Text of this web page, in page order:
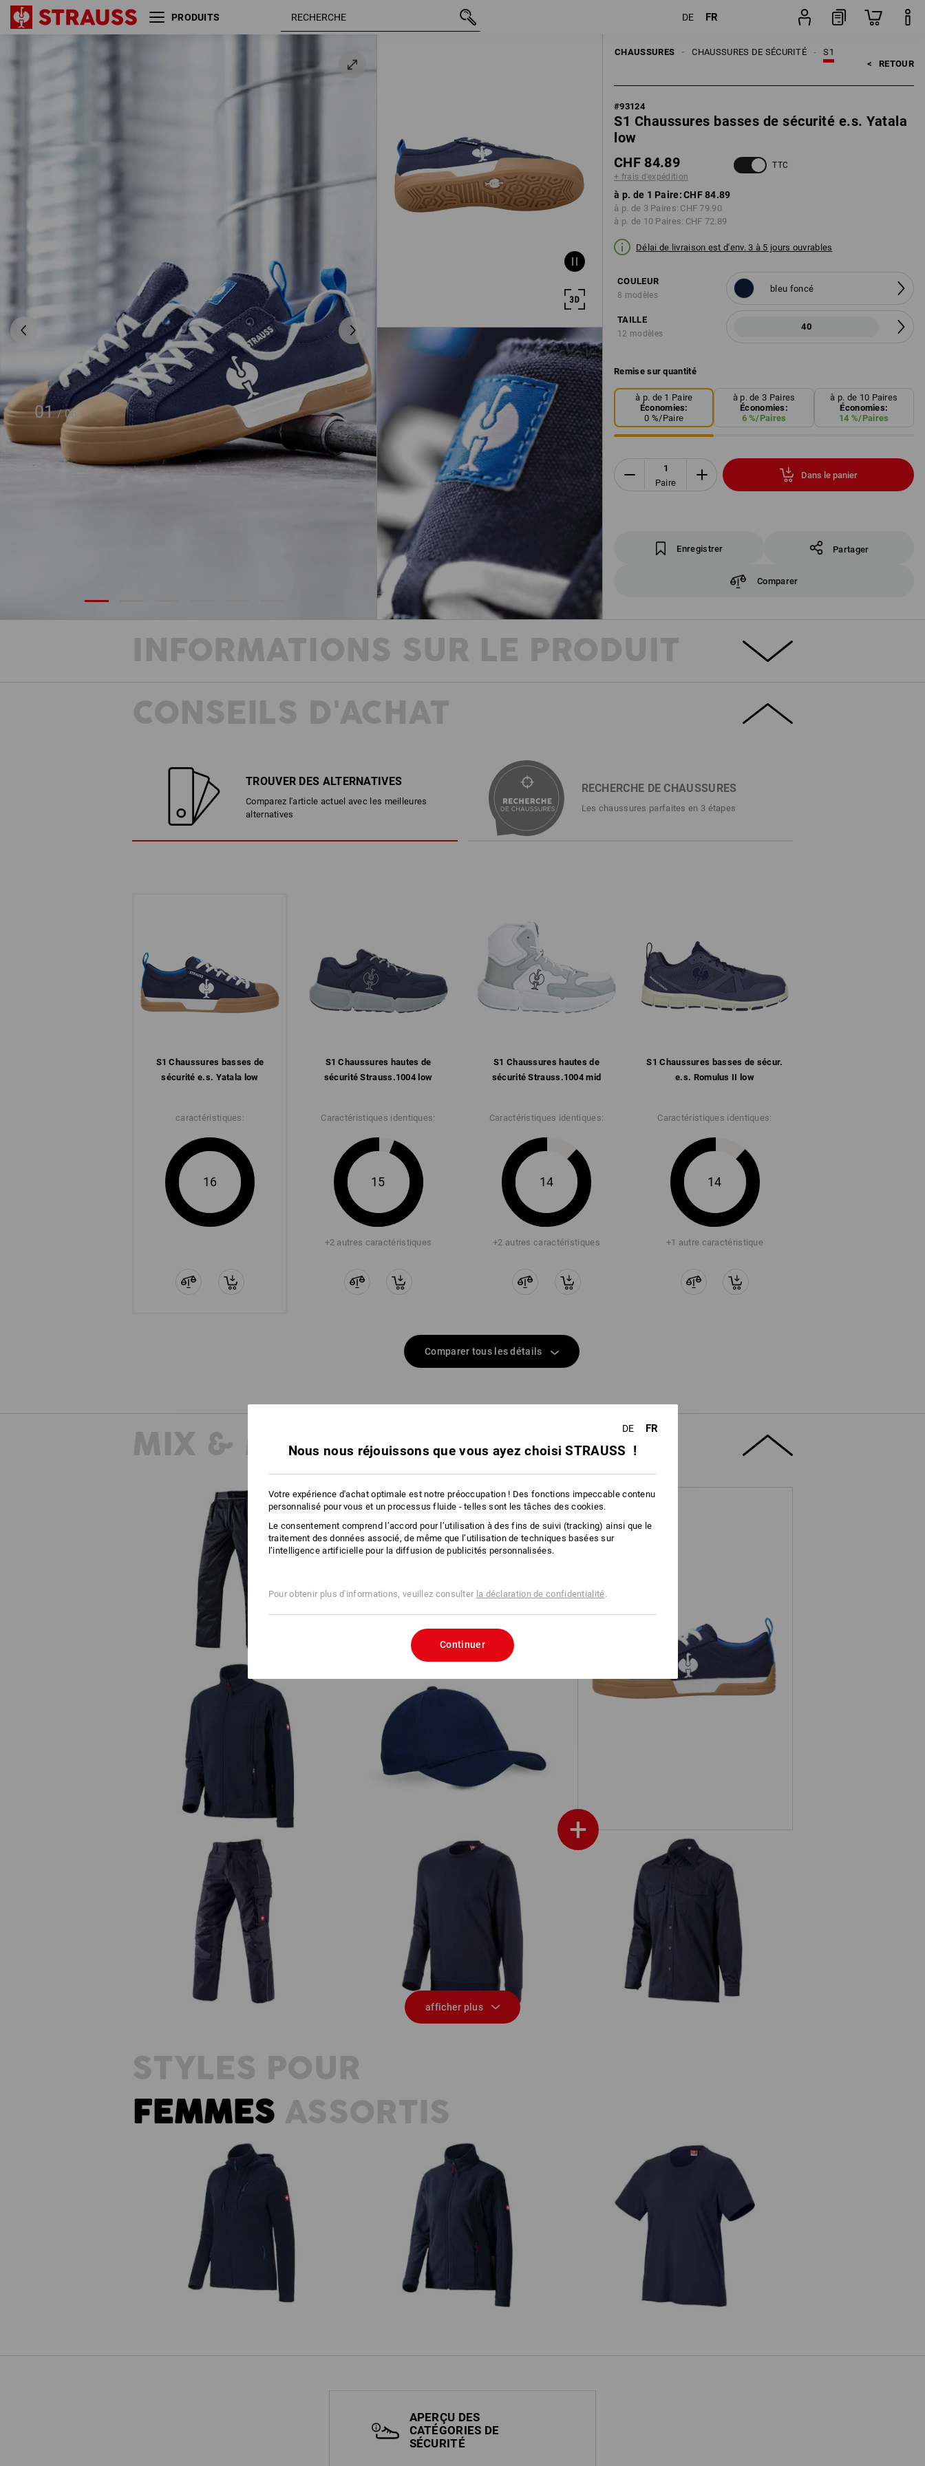
PRODUITS DE FR
01 / 06
CHAUSSURES S1
CHAUSSURES DE SÉCURITÉ
< RETOUR
#93124
S1 Chaussures basses de sécurité e.s. Yatala
low
CHF 84.89
+ frais d'expédition
TTC
à p. de 1 Paire:CHF 84.89
à p. de 3 Paires: CHF 79.90
à p. de 10 Paires: CHF 72.89
Délai de livraison est d'env. 3 à 5 jours ouvrables
COULEUR
8 modèles
bleu foncé
TAILLE
12 modèles
40
Remise sur quantité
à p. de 1 Paire
Économies:
0 %/Paire
à p. de 3 Paires
Économies:
6%/Paires
à p. de 10 Paires
Économies:
14 %/Paires
Paire
Dans le panier
Enregistrer Partager
Comparer
S1 Chaussures basses de
sécurité e.s. Yatala low
40 CHF 84.89
INFORMATIONS SUR LE PRODUIT
Cette chaussure a tout pour plaire ! Fabriquée en toile robuste et respirante, la
carburants : cette chaussure offre une protection S1 complète. Outre la toile, la
doublure en maille aérée avec rembourrage confortable assure un confort
optimal.
Le tout dans un look décontracté qui ne passe pas inaperçu, même dans la
version camouflage.
Équipement sans cuir
Languette et tige agréablement rembourrées
Doublure intérieure en maille respirante avec renfort des talons
en microfibres
Semelle intérieure entière et amovible
Semelle en caoutchouc/phylon antidérapante et confortable selon SR,
antistatique, résistante aux carburants (FO) et résistante à la chaleur
CONSEILS D'ACHAT
TROUVER DES ALTERNATIVES
Comparez l'article actuel avec les meilleures
alternatives
RECHERCHE DE CHAUSSURES
Les chaussures parfaites en 3 étapes
S1 Chaussures basses de
sécurité e.s. Yatala low
caractéristiques:
16
S1 Chaussures hautes de
sécurité Strauss.​1004 low
S1 Chaussures hautes de
sécurité Strauss.​1004 mid
S1 Chaussures basses de sécur.
e.s. Romulus II low
Caractéristiques identiques:
15
+2 autres caractéristiques
Caractéristiques identiques:
14
+2 autres caractéristiques
Caractéristiques identiques:
14
+1 autre caractéristique
Comparer tous les détails
MIX & MATCH
S1 Chaussures basses de sécurité e.s.
Yatala low
+
Pantalon à taille élastique e.s.classic
Veste en laine polaire e.s.classic Casquette e.s.classic
Pantalon à taille élastique e.s.prestige Sweatshirt e.s.industry
Chemise de travail e.s.classic, à
manches longues
afficher plus
STYLES POUR
FEMMESASSORTIS
Veste capuche laine polaire e.s.motion
Veste en laine polaire e.s.classic,
T-Shirt e.s.industry, femmes
APERÇU DES
CATÉGORIES DE
SÉCURITÉ
DE FR
Nous nous réjouissons que vous ayez choisi STRAUSS !
Votre expérience d'achat optimale est notre préoccupation ! Des fonctions impeccable contenu
personnalisé pour vous et un processus fluide - telles sont les tâches des cookies.
Le consentement comprend l’accord pour l’utilisation à des fins de suivi (tracking) ainsi que le
traitement des données associé, de même que l’utilisation de techniques basées sur
l’intelligence artificielle pour la diffusion de publicités personnalisées.
Pour obtenir plus d'informations, veuillez consulter la déclaration de confidentialité.
Continuer